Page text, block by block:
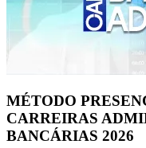
MÉTODO
CARREIRAS
BANCÁRIAS 2026